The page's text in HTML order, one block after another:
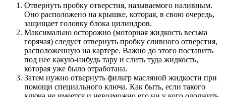
Отвернуть пробку отверстия, называемого наливным.
Оно расположено на крышке, которая, в свою очередь,
защищает головку блока цилиндров.
Максимально осторожно (моторная жидкость весьма
горячая) следует отвернуть пробку сливного отверстия,
расположенную на картере. Важно до этого поставить
под нее какую-нибудь тару и слить туда жидкость,
которая уже было отработана.
Затем нужно отвернуть фильтр масляной жидкости при
помощи специального ключа. Как быть, если такого